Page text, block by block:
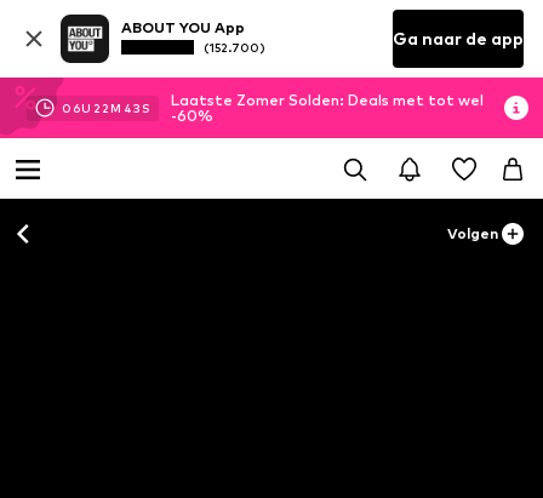
ABOUT YOU App
(152.700) Ga naar de app
06U 22M 42 S
Laatste Zomer Solden: Deals met tot wel
-60%
Volgen